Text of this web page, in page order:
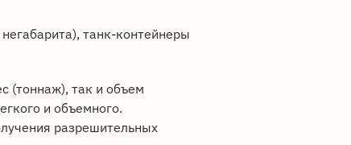
танк-контейнеры
(тоннаж), так и объем
и объемного.
разрешительных